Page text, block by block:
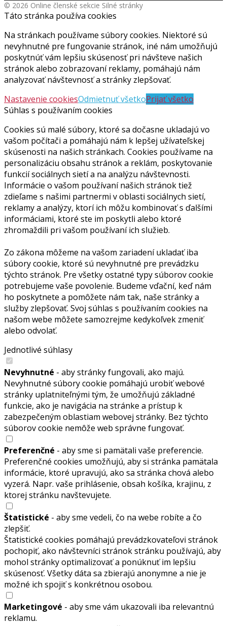
© 2026 Online členské sekcie Silné stránky
Táto stránka používa cookies
Na stránkach používame súbory cookies. Niektoré sú
nevyhnutné pre fungovanie stránok, iné nám umožňujú
poskytnúť vám lepšiu skúsenosť pri návšteve našich
stránok alebo zobrazovaní reklamy, pomáhajú nám
analyzovať návštevnosť a stránky zlepšovať.
Nastavenie cookiesOdmietnuť všetkoPrijať všetko
Súhlas s používaním cookies
Cookies sú malé súbory, ktoré sa dočasne ukladajú vo
vašom počítači a pomáhajú nám k lepšej užívateľskej
skúsenosti na našich stránkach. Cookies používame na
personalizáciu obsahu stránok a reklám, poskytovanie
funkcií sociálnych sietí a na analýzu návštevnosti.
Informácie o vašom používaní našich stránok tiež
zdieľame s našimi partnermi v oblasti sociálnych sietí,
reklamy a analýzy, ktorí ich môžu kombinovať s ďalšími
informáciami, ktoré ste im poskytli alebo ktoré
zhromaždili pri vašom používaní ich služieb.
Zo zákona môžeme na vašom zariadení ukladať iba
súbory cookie, ktoré sú nevyhnutné pre prevádzku
týchto stránok. Pre všetky ostatné typy súborov cookie
potrebujeme vaše povolenie. Budeme vďační, keď nám
ho poskytnete a pomôžete nám tak, naše stránky a
služby zlepšovať. Svoj súhlas s používaním cookies na
našom webe môžete samozrejme kedykoľvek zmeniť
alebo odvolať.
Jednotlivé súhlasy
Nevyhnutné - aby stránky fungovali, ako majú.
Nevyhnutné súbory cookie pomáhajú urobiť webové
stránky uplatniteľnými tým, že umožňujú základné
funkcie, ako je navigácia na stránke a prístup k
zabezpečeným oblastiam webovej stránky. Bez týchto
súborov cookie nemôže web správne fungovať.
Preferenčné - aby sme si pamätali vaše preferencie.
Preferenčné cookies umožňujú, aby si stránka pamätala
informácie, ktoré upravujú, ako sa stránka chová alebo
vyzerá. Napr. vaše prihlásenie, obsah košíka, krajinu, z
ktorej stránku navštevujete.
Štatistické - aby sme vedeli, čo na webe robíte a čo
zlepšiť.
Štatistické cookies pomáhajú prevádzkovateľovi stránok
pochopiť, ako návštevníci stránok stránku používajú, aby
mohol stránky optimalizovať a ponúknuť im lepšiu
skúsenosť. Všetky dáta sa zbierajú anonymne a nie je
možné ich spojiť s konkrétnou osobou.
Marketingové - aby sme vám ukazovali iba relevantnú
reklamu.